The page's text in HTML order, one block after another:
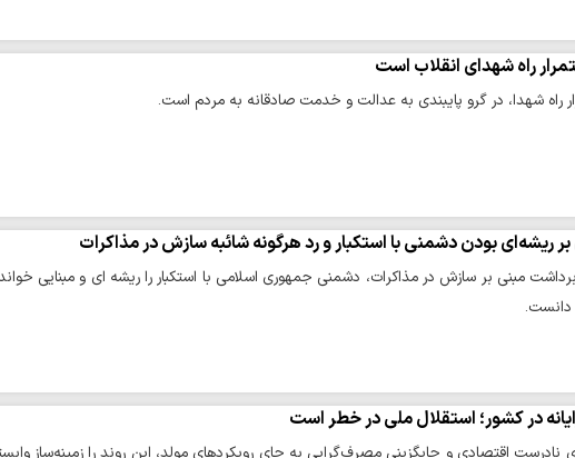
راه شهدای انقلاب است
شهدا، در گرو پایبندی به عدالت و خدمت صادقانه به مردم است.
ریشه‌ای بودن دشمنی با استکبار و رد هرگونه شائبه سازش در مذاکرات
مبنی بر سازش در مذاکرات، دشمنی جمهوری اسلامی با استکبار را ریشه ای و مبنایی
دانست.
در کشور؛ استقلال ملی در خطر است
نادرست اقتصادی و جایگزینی مصرف‌گرایی به جای رویکردهای مولد، این روند را زمینه‌ساز